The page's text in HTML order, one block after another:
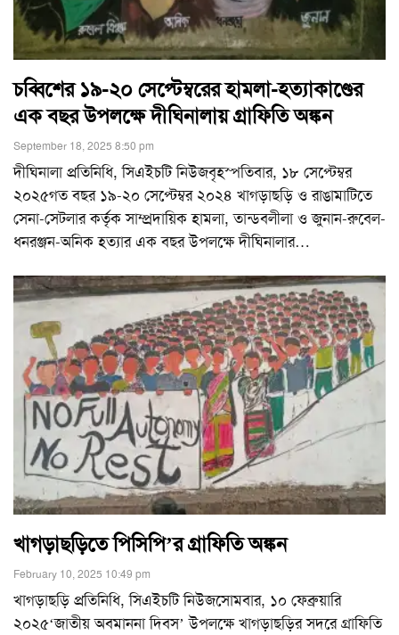
চব্বিশের ১৯-২০ সেপ্টেম্বরের হামলা-হত্যাকাণ্ডের
এক বছর উপলক্ষে দীঘিনালায় গ্রাফিতি অঙ্কন
September 18, 2025 8:50 pm
দীঘিনালা প্রতিনিধি, সিএইচটি নিউজবৃহস্পতিবার, ১৮ সেপ্টেম্বর
২০২৫গত বছর ১৯-২০ সেপ্টেম্বর ২০২৪ খাগড়াছড়ি ও রাঙামাটিতে
সেনা-সেটলার কর্তৃক সাম্প্রদায়িক হামলা, তান্ডবলীলা ও জুনান-রুবেল-
ধনরঞ্জন-অনিক হত্যার এক বছর উপলক্ষে দীঘিনালার…
খাগড়াছড়িতে পিসিপি’র গ্রাফিতি অঙ্কন
February 10, 2025 10:49 pm
খাগড়াছড়ি প্রতিনিধি, সিএইচটি নিউজসোমবার, ১০ ফেব্রুয়ারি
২০২৫‘জাতীয় অবমাননা দিবস’ উপলক্ষে খাগড়াছড়ির সদরে গ্রাফিতি